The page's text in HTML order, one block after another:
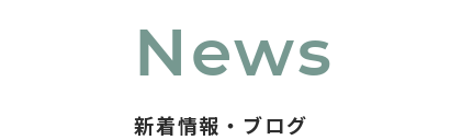
News
新着情報・ブログ